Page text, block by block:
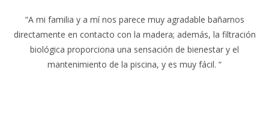
“A mi familia y a mí nos parece muy agradable bañarnos
directamente en contacto con la madera; además, la filtración
biológica proporciona una sensación de bienestar y el
mantenimiento de la piscina, y es muy fácil. “